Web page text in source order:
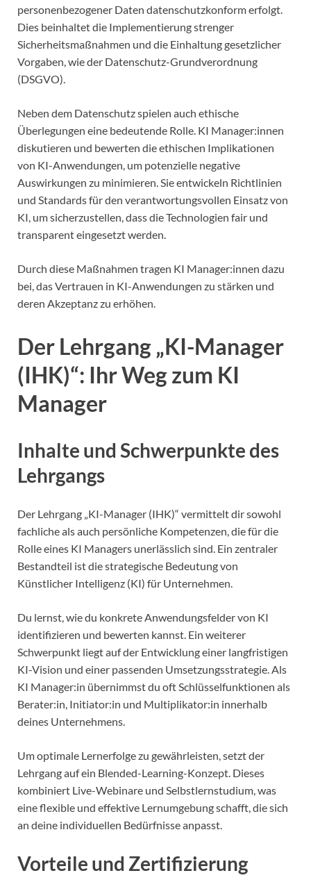
personenbezogener Daten datenschutzkonform erfolgt.
Dies beinhaltet die Implementierung strenger
Sicherheitsmaßnahmen und die Einhaltung gesetzlicher
Vorgaben, wie der Datenschutz-Grundverordnung
(DSGVO).
Neben dem Datenschutz spielen auch ethische
Überlegungen eine bedeutende Rolle. KI Manager:innen
diskutieren und bewerten die ethischen Implikationen
von KI-Anwendungen, um potenzielle negative
Auswirkungen zu minimieren. Sie entwickeln Richtlinien
und Standards für den verantwortungsvollen Einsatz von
KI, um sicherzustellen, dass die Technologien fair und
transparent eingesetzt werden.
Durch diese Maßnahmen tragen KI Manager:innen dazu
bei, das Vertrauen in KI-Anwendungen zu stärken und
deren Akzeptanz zu erhöhen.
Der Lehrgang „KI-Manager
(IHK)“: Ihr Weg zum KI
Manager
Inhalte und Schwerpunkte des
Lehrgangs
Der Lehrgang „KI-Manager (IHK)“ vermittelt dir sowohl
fachliche als auch persönliche Kompetenzen, die für die
Rolle eines KI Managers unerlässlich sind. Ein zentraler
Bestandteil ist die strategische Bedeutung von
Künstlicher Intelligenz (KI) für Unternehmen.
Du lernst, wie du konkrete Anwendungsfelder von KI
identifizieren und bewerten kannst. Ein weiterer
Schwerpunkt liegt auf der Entwicklung einer langfristigen
KI-Vision und einer passenden Umsetzungsstrategie. Als
KI Manager:in übernimmst du oft Schlüsselfunktionen als
Berater:in, Initiator:in und Multiplikator:in innerhalb
deines Unternehmens.
Um optimale Lernerfolge zu gewährleisten, setzt der
Lehrgang auf ein Blended-Learning-Konzept. Dieses
kombiniert Live-Webinare und Selbstlernstudium, was
eine flexible und effektive Lernumgebung schafft, die sich
an deine individuellen Bedürfnisse anpasst.
Vorteile und Zertifizierung